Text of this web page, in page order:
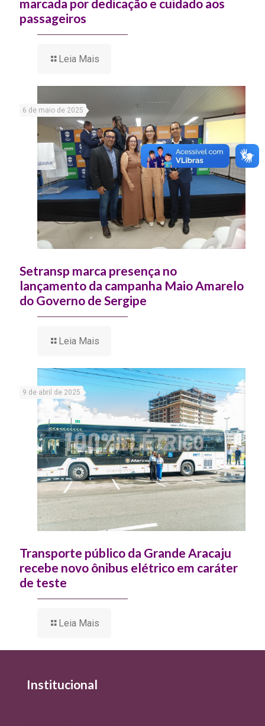
marcada por dedicação e cuidado aos
passageiros
Leia Mais
6 de maio de 2025
Setransp marca presença no
lançamento da campanha Maio Amarelo
do Governo de Sergipe
Leia Mais
9 de abril de 2025
Transporte público da Grande Aracaju
recebe novo ônibus elétrico em caráter
de teste
Leia Mais
Institucional